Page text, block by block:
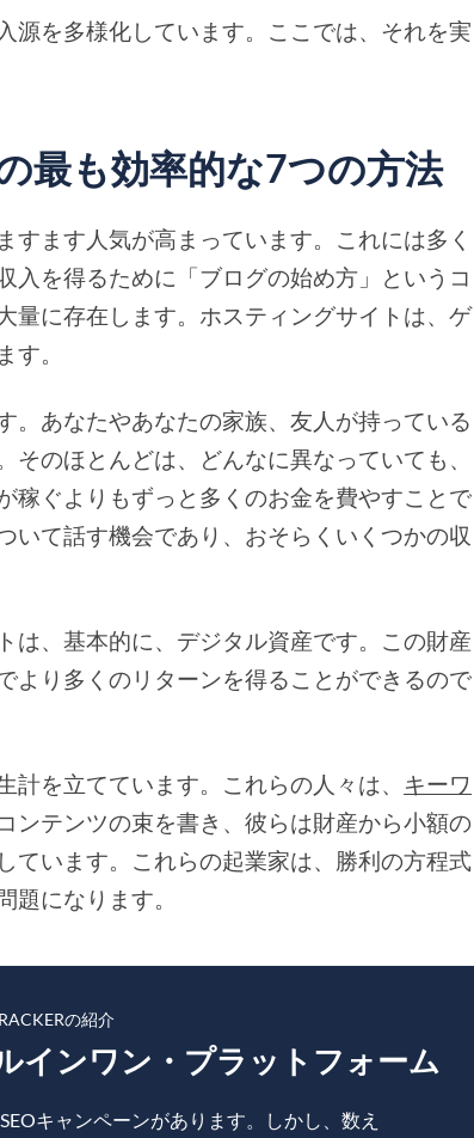
源を多様化しています。ここでは、それを実
最も効率的な7つの方法
ます人気が高まっています。これには多く
入を得るために「ブログの始め方」というコ
量に存在します。ホスティングサイトは、ゲ
す。
。あなたやあなたの家族、友人が持っている
のほとんどは、どんなに異なっていても、
稼ぐよりもずっと多くのお金を費やすことで
いて話す機会であり、おそらくいくつかの収
は、基本的に、デジタル資産です。この財産
より多くのリターンを得ることができるので
を立てています。これらの人々は、 キーワ
ンテンツの束を書き、彼らは財産から小額の
ています。これらの起業家は、勝利の方程式
題になります。
の紹介
インワン・プラットフォーム
キャンペーンがあります。しかし、数え